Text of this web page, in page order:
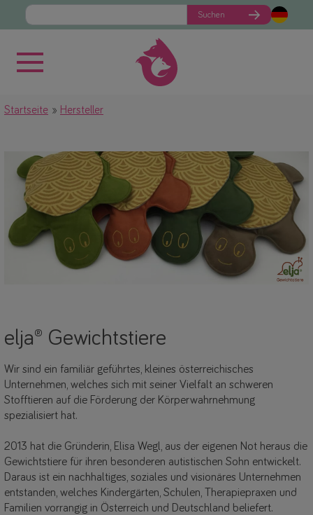
Suchen
Startseite Hersteller
elja® Gewichtstiere
Wir sind ein familiär geführtes, kleines österreichisches
Unternehmen, welches sich mit seiner Vielfalt an schweren
Stofftieren auf die Förderung der Körperwahrnehmung
spezialisiert hat.
2013 hat die Gründerin, Elisa Wegl, aus der eigenen Not heraus die
Gewichtstiere für ihren besonderen autistischen Sohn entwickelt.
Daraus ist ein nachhaltiges, soziales und visionäres Unternehmen
entstanden, welches Kindergärten, Schulen, Therapiepraxen und
Familien vorrangig in Österreich und Deutschland beliefert.